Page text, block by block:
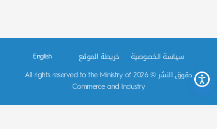
حقوق النشر © 2026 All rights reserved to the Ministry of
Commerce and Industry
سياسة الخصوصية خريطة الموقع English